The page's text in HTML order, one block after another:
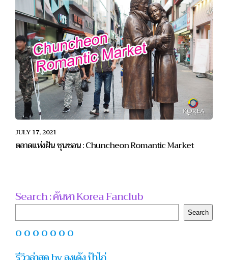
JULY 17, 2021
ตลาดแห่งฝัน ชุนชอน : Chuncheon Romantic Market
Search : ค้นหา Korea Fanclub
Search
O O O O O O O